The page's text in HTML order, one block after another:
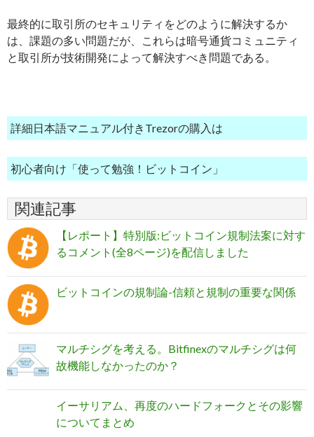
最終的に取引所のセキュリティをどのように解決するか
は、課題の多い問題だが、これらは暗号通貨コミュニティ
と取引所が技術開発によって解決すべき問題である。
詳細日本語マニュアル付きTrezorの購入は
初心者向け「使って勉強！ビットコイン」
関連記事
【レポート】特別版:ビットコイン規制法案に対す
るコメント(全8ページ)を配信しました
ビットコインの規制論-信頼と規制の重要な関係
マルチシグを考える。Bitfinexのマルチシグは何
故機能しなかったのか？
イーサリアム、再度のハードフォークとその影響
についてまとめ